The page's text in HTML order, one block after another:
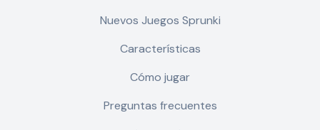
Nuevos Juegos Sprunki
Características
Cómo jugar
Preguntas frecuentes